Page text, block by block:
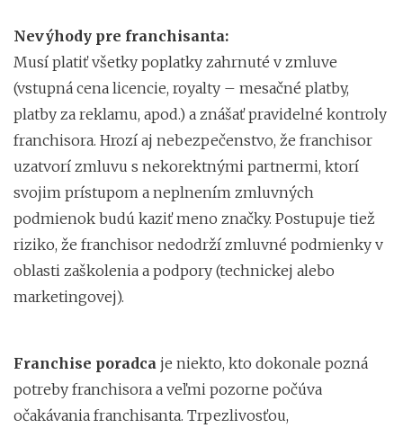
Nevýhody pre franchisanta:
Musí platiť všetky poplatky zahrnuté v zmluve
(vstupná cena licencie, royalty – mesačné platby,
platby za reklamu, apod.) a znášať pravidelné kontroly
franchisora. Hrozí aj nebezpečenstvo, že franchisor
uzatvorí zmluvu s nekorektnými partnermi, ktorí
svojim prístupom a neplnením zmluvných
podmienok budú kaziť meno značky. Postupuje tiež
riziko, že franchisor nedodrží zmluvné podmienky v
oblasti zaškolenia a podpory (technickej alebo
marketingovej).
Franchise poradca je niekto, kto dokonale pozná
potreby franchisora a veľmi pozorne počúva
očakávania franchisanta. Trpezlivosťou,